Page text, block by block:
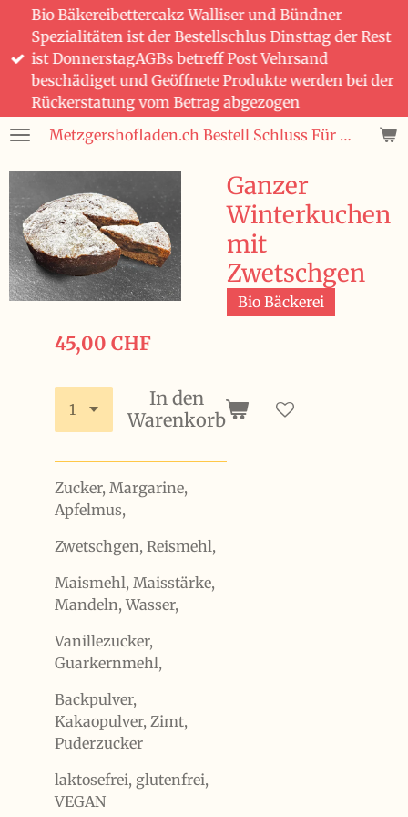
Zum
Hauptinhalt
springen
Metzgershofladen.ch Bestell Schluss Für Bio Bäckerei Bettercakez wie auch Bündner und Walliser Spezialitäten ist immer Dienstag 08:00 den Rest ist Donnerstag 08:00 Uhr Bestellungen Region Winterthur wie auch Ganze Schweiz und Fürstentum Lichtenstein wird mit der Post gesendet Frische Produckte, Saisonnal, aus der SchweizWas nicht im Post Versand geht das ist Salat, Gemüse, Früchte und Glas Flaschen
Bio Bäkereibettercakz Walliser und Bündner
Spezialitäten ist der Bestellschlus Dinsttag der Rest
ist DonnerstagAGBs betreff Post Vehrsand
beschädiget und Geöffnete Produkte werden bei der
Rückerstatung vom Betrag abgezogen
Ganzer
Winterkuchen
mit
Zwetschgen
Bio Bäckerei
45,00 CHF
In den
Warenkorb
Zucker, Margarine,
Apfelmus,
Zwetschgen, Reismehl,
Maismehl, Maisstärke,
Mandeln, Wasser,
Vanillezucker,
Guarkernmehl,
Backpulver,
Kakaopulver, Zimt,
Puderzucker
laktosefrei, glutenfrei,
VEGAN